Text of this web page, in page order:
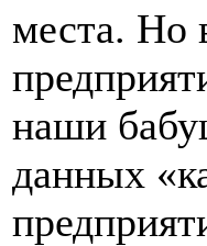
места. Но
наши
данных